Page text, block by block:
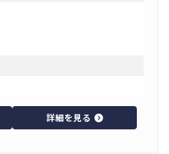
詳細を見る